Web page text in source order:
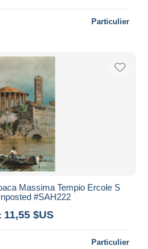
Particulier
Massima Tempio Ercole S
#SAH222
11,55 $US
Particulier